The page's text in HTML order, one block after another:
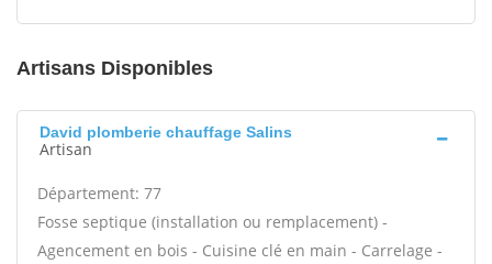
Artisans Disponibles
David plomberie chauffage Salins
Artisan
Département: 77
Fosse septique (installation ou remplacement) -
Agencement en bois - Cuisine clé en main - Carrelage -